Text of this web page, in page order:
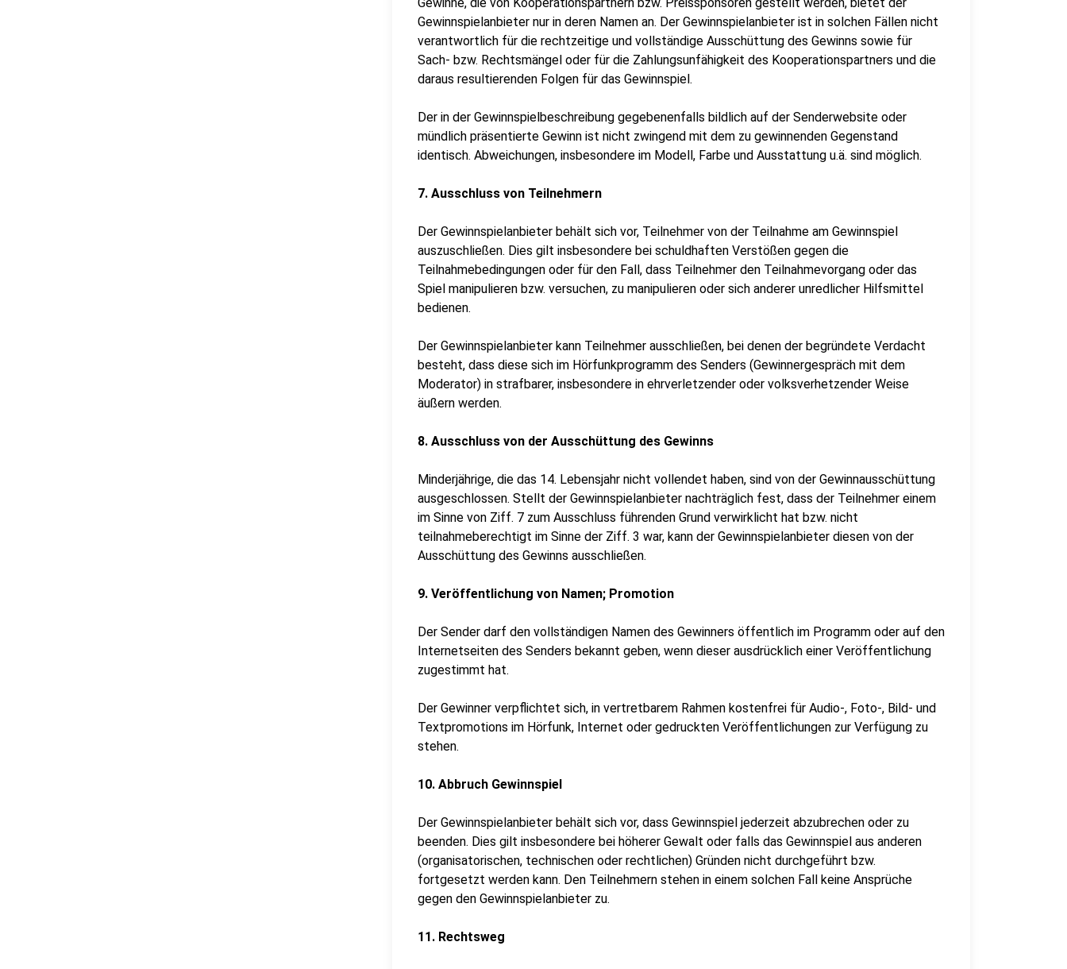
Gewinnspielanbieter nur in deren Namen an. Der Gewinnspielanbieter ist in solchen Fällen nicht
verantwortlich für die rechtzeitige und vollständige Ausschüttung des Gewinns sowie für
Sach- bzw. Rechtsmängel oder für die Zahlungsunfähigkeit des Kooperationspartners und die
daraus resultierenden Folgen für das Gewinnspiel.
Der in der Gewinnspielbeschreibung gegebenenfalls bildlich auf der Senderwebsite oder
mündlich präsentierte Gewinn ist nicht zwingend mit dem zu gewinnenden Gegenstand
identisch. Abweichungen, insbesondere im Modell, Farbe und Ausstattung u.ä. sind möglich.
7. Ausschluss von Teilnehmern
Der Gewinnspielanbieter behält sich vor, Teilnehmer von der Teilnahme am Gewinnspiel
auszuschließen. Dies gilt insbesondere bei schuldhaften Verstößen gegen die
Teilnahmebedingungen oder für den Fall, dass Teilnehmer den Teilnahmevorgang oder das
Spiel manipulieren bzw. versuchen, zu manipulieren oder sich anderer unredlicher Hilfsmittel
bedienen.
Der Gewinnspielanbieter kann Teilnehmer ausschließen, bei denen der begründete Verdacht
besteht, dass diese sich im Hörfunkprogramm des Senders (Gewinnergespräch mit dem
Moderator) in strafbarer, insbesondere in ehrverletzender oder volksverhetzender Weise
äußern werden.
8. Ausschluss von der Ausschüttung des Gewinns
Minderjährige, die das 14. Lebensjahr nicht vollendet haben, sind von der Gewinnausschüttung
ausgeschlossen. Stellt der Gewinnspielanbieter nachträglich fest, dass der Teilnehmer einem
im Sinne von Ziff. 7 zum Ausschluss führenden Grund verwirklicht hat bzw. nicht
teilnahmeberechtigt im Sinne der Ziff. 3 war, kann der Gewinnspielanbieter diesen von der
Ausschüttung des Gewinns ausschließen.
9. Veröffentlichung von Namen; Promotion
Der Sender darf den vollständigen Namen des Gewinners öffentlich im Programm oder auf den
Internetseiten des Senders bekannt geben, wenn dieser ausdrücklich einer Veröffentlichung
zugestimmt hat.
Der Gewinner verpflichtet sich, in vertretbarem Rahmen kostenfrei für Audio-, Foto-, Bild- und
Textpromotions im Hörfunk, Internet oder gedruckten Veröffentlichungen zur Verfügung zu
stehen.
10. Abbruch Gewinnspiel
Der Gewinnspielanbieter behält sich vor, dass Gewinnspiel jederzeit abzubrechen oder zu
beenden. Dies gilt insbesondere bei höherer Gewalt oder falls das Gewinnspiel aus anderen
(organisatorischen, technischen oder rechtlichen) Gründen nicht durchgeführt bzw.
fortgesetzt werden kann. Den Teilnehmern stehen in einem solchen Fall keine Ansprüche
gegen den Gewinnspielanbieter zu.
11. Rechtsweg